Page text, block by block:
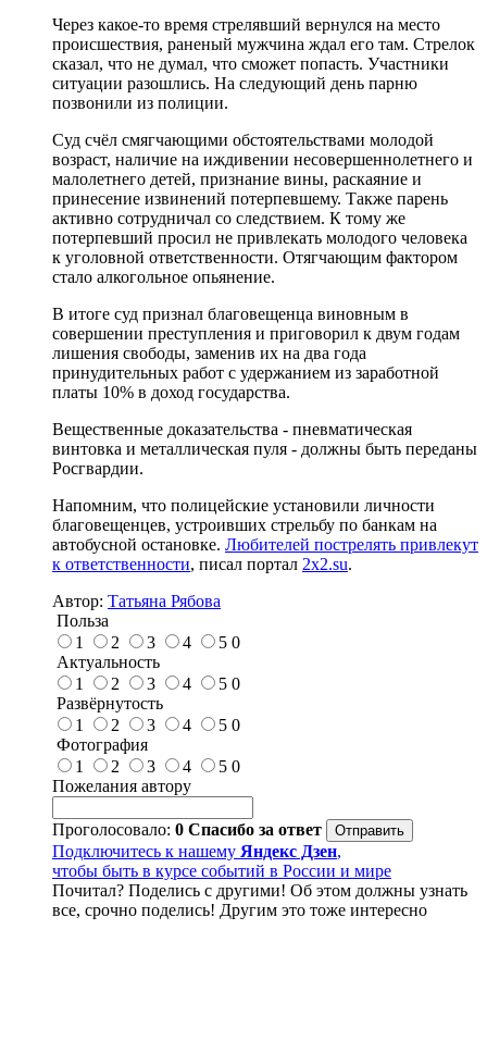
Через какое-то время стрелявший вернулся на место
происшествия, раненый мужчина ждал его там. Стрелок
сказал, что не думал, что сможет попасть. Участники
ситуации разошлись. На следующий день парню
позвонили из полиции.
Суд счёл смягчающими обстоятельствами молодой
возраст, наличие на иждивении несовершеннолетнего и
малолетнего детей, признание вины, раскаяние и
принесение извинений потерпевшему. Также парень
активно сотрудничал со следствием. К тому же
потерпевший просил не привлекать молодого человека
к уголовной ответственности. Отягчающим фактором
стало алкогольное опьянение.
В итоге суд признал благовещенца виновным в
совершении преступления и приговорил к двум годам
лишения свободы, заменив их на два года
принудительных работ с удержанием из заработной
платы 10% в доход государства.
Вещественные доказательства - пневматическая
винтовка и металлическая пуля - должны быть переданы
Росгвардии.
Напомним, что полицейские установили личности
благовещенцев, устроивших стрельбу по банкам на
автобусной остановке. Любителей пострелять привлекут
к ответственности, писал портал 2x2.su.
Автор: Татьяна Рябова
Польза
1
2 3 4 5 0
Актуальность
1
2 3 4 5 0
Развёрнутость
1
2 3 4 5 0
Фотография
1
2 3 4 5 0
Пожелания автору
Проголосовало: 0 Спасибо за ответ
Подключитесь к нашему Яндекс Дзен,
чтобы быть в курсе событий в России и мире
Почитал? Поделись с другими! Об этом должны узнать
все, срочно поделись! Другим это тоже интересно